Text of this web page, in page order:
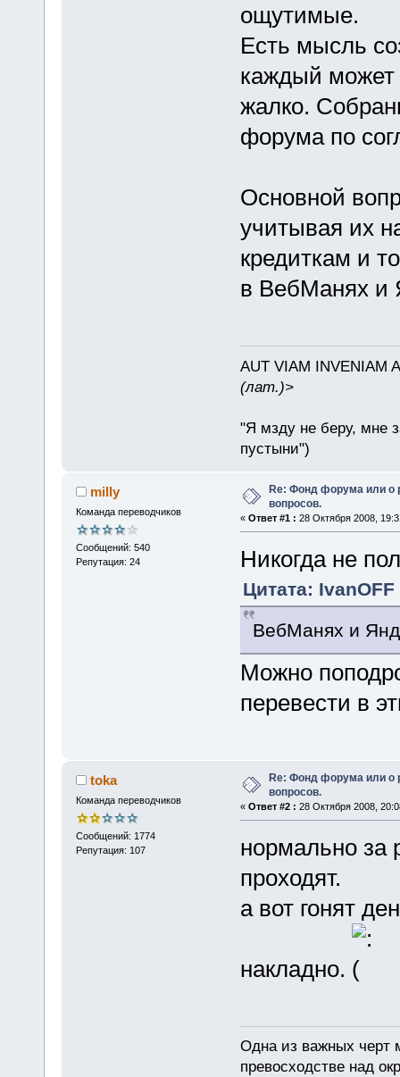
ощутимые.
Есть мысль
каждый может
жалко.
форума по
Основной
учитывая их
кредиткам и
в ВебМанях и
AUT VIAM INVENIAM
(лат.)>
"Я мзду не беру, мне
пустыни")
milly
Команда переводчиков
Сообщений: 540
Репутация: 24
Re: Фонд форума или о
вопросов.
« Ответ #1 : 28 Октября 2008,
Никогда не
Цитата:
ВебМанях и
Можно
перевести в
toka
Команда переводчиков
Сообщений: 1774
Репутация: 107
Re: Фонд форума или о
вопросов.
« Ответ #2 : 28 Октября 2008,
нормально за
проходят.
а вот гонят
накладно.
Одна из важных черт
превосходстве над